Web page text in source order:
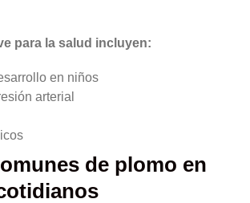
para la salud incluyen:
en niños
arterial
de plomo en